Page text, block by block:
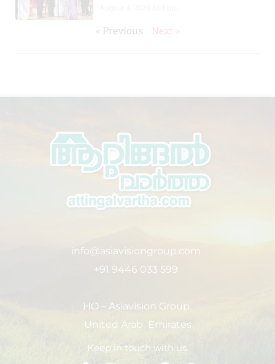
« Previous Next »
info@asiavisiongroup.com
+91 9446 033 599
HO – Asiavision Group
United Arab Emirates
Keep in touch with us.